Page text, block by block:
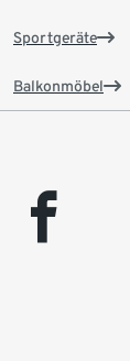
Sportgeräte
Balkonmöbel
facebook